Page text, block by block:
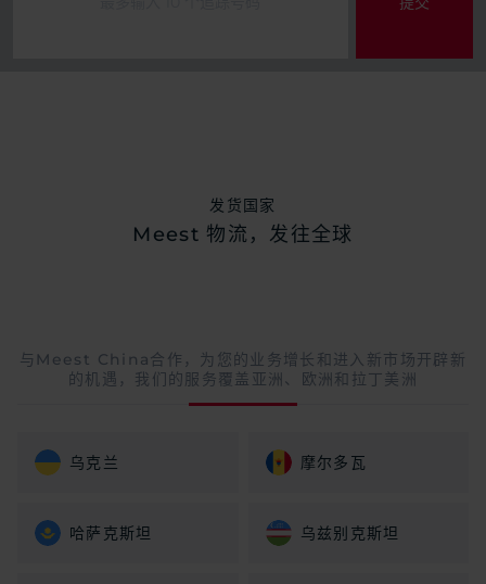
发货国家
Meest 物流，发往全球
与Meest China合作，为您的业务增长和进入新市场开辟新
的机遇，我们的服务覆盖亚洲、欧洲和拉丁美洲
乌克兰 摩尔多瓦
哈萨克斯坦 乌兹别克斯坦